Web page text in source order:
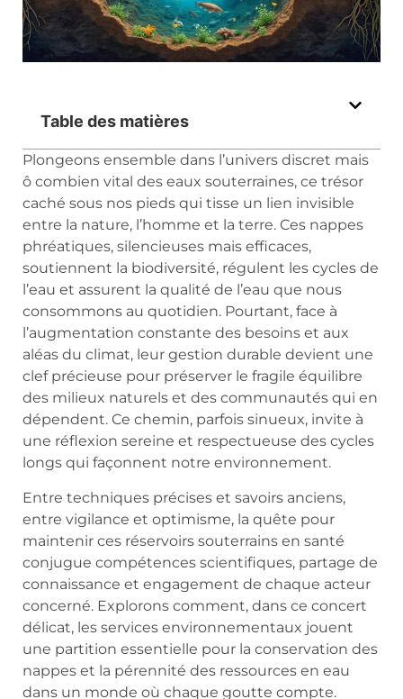
Table des matières
Plongeons ensemble dans l’univers discret mais
ô combien vital des eaux souterraines, ce trésor
caché sous nos pieds qui tisse un lien invisible
entre la nature, l’homme et la terre. Ces nappes
phréatiques, silencieuses mais efficaces,
soutiennent la biodiversité, régulent les cycles de
l’eau et assurent la qualité de l’eau que nous
consommons au quotidien. Pourtant, face à
l’augmentation constante des besoins et aux
aléas du climat, leur gestion durable devient une
clef précieuse pour préserver le fragile équilibre
des milieux naturels et des communautés qui en
dépendent. Ce chemin, parfois sinueux, invite à
une réflexion sereine et respectueuse des cycles
longs qui façonnent notre environnement.
Entre techniques précises et savoirs anciens,
entre vigilance et optimisme, la quête pour
maintenir ces réservoirs souterrains en santé
conjugue compétences scientifiques, partage de
connaissance et engagement de chaque acteur
concerné. Explorons comment, dans ce concert
délicat, les services environnementaux jouent
une partition essentielle pour la conservation des
nappes et la pérennité des ressources en eau
dans un monde où chaque goutte compte.